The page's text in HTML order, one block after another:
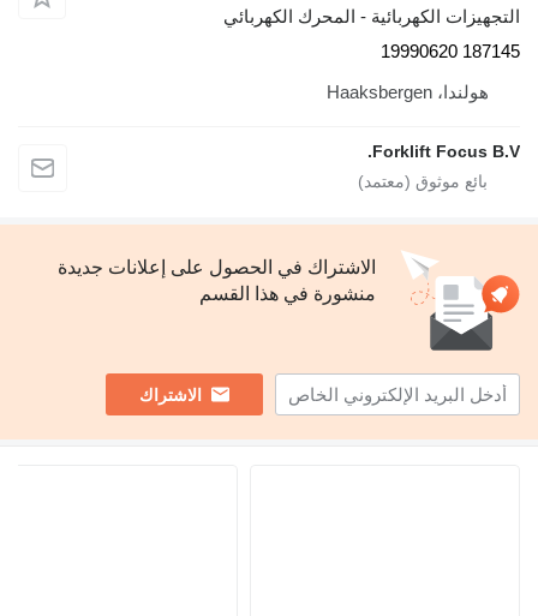
التجهيزات الكهربائية - المحرك الكهربائي
187145 19990620
هولندا، Haaksbergen
Forklift Focus B.V.
الاشتراك في الحصول على إعلانات جديدة
منشورة في هذا القسم
الاشتراك